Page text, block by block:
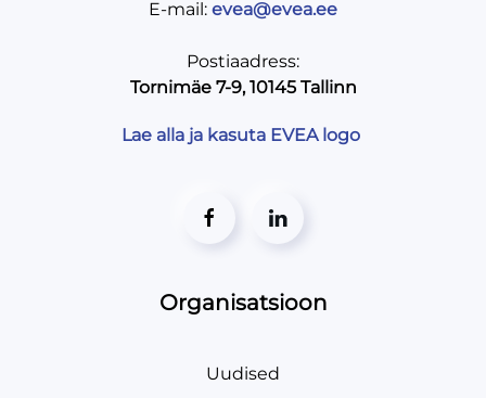
E-mail: evea@evea.ee
Postiaadress:
Tornimäe 7-9, 10145 Tallinn
Lae alla ja kasuta EVEA logo
Organisatsioon
Uudised